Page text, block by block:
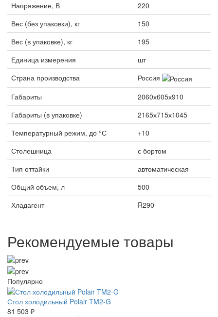
Напряжение, В
220
Вес (без упаковки), кг
150
Вес (в упаковке), кг
195
Единица измерения
шт
Страна производства
Россия
Габариты
2060х605х910
Габариты (в упаковке)
2165х715х1045
Температурный режим, до °С
+10
Столешница
с бортом
Тип оттайки
автоматическая
Общий объем, л
500
Хладагент
R290
Рекомендуемые товары
Популярно
Стол холодильный Polair TM2-G
81 503 ₽